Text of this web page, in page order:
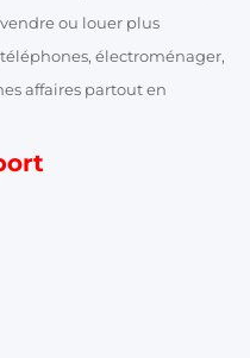
ou louer plus
électroménager,
affaires partout en